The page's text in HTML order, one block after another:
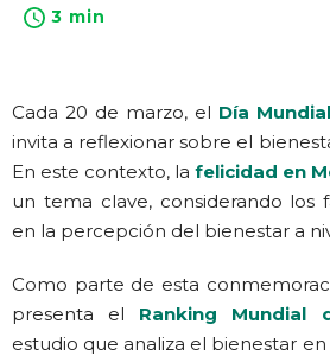
3 min
Cada 20 de marzo, el Día
invita a reflexionar sobre el
En este contexto, la felicidad en
un tema clave, considerando los
en la percepción del bienestar a
Como parte de esta
presenta el Ranking Mundial
estudio que analiza el bienestar en